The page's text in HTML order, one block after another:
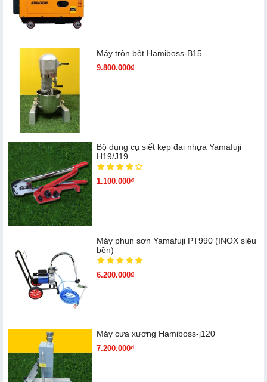
Máy trộn bột Hamiboss-B15
9.800.000₫
Bộ dụng cụ siết kẹp đai nhựa Yamafuji
H19/J19
1.100.000₫
Máy phun sơn Yamafuji PT990 (INOX siêu
bền)
6.200.000₫
Máy cưa xương Hamiboss-j120
7.200.000₫